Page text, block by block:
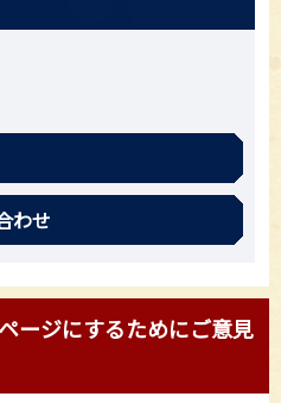
わせ
ージにするためにご意見